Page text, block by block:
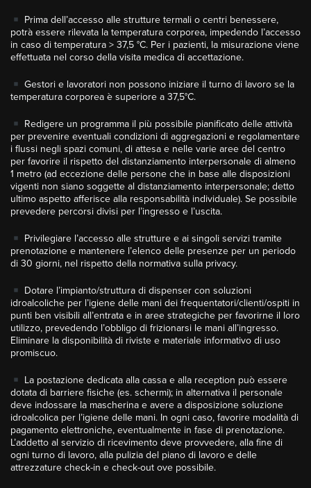
Prima dell’accesso alle strutture termali o centri benessere,
potrà essere rilevata la temperatura corporea, impedendo l’accesso
in caso di temperatura > 37,5 °C. Per i pazienti, la misurazione viene
effettuata nel corso della visita medica di accettazione.
Gestori e lavoratori non possono iniziare il turno di lavoro se la
temperatura corporea è superiore a 37,5°C.
Redigere un programma il più possibile pianificato delle attività
per prevenire eventuali condizioni di aggregazioni e regolamentare
i flussi negli spazi comuni, di attesa e nelle varie aree del centro
per favorire il rispetto del distanziamento interpersonale di almeno
1 metro (ad eccezione delle persone che in base alle disposizioni
vigenti non siano soggette al distanziamento interpersonale; detto
ultimo aspetto afferisce alla responsabilità individuale). Se possibile
prevedere percorsi divisi per l’ingresso e l’uscita.
Privilegiare l’accesso alle strutture e ai singoli servizi tramite
prenotazione e mantenere l’elenco delle presenze per un periodo
di 30 giorni, nel rispetto della normativa sulla privacy.
Dotare l’impianto/struttura di dispenser con soluzioni
idroalcoliche per l’igiene delle mani dei frequentatori/clienti/ospiti in
punti ben visibili all’entrata e in aree strategiche per favorirne il loro
utilizzo, prevedendo l’obbligo di frizionarsi le mani all’ingresso.
Eliminare la disponibilità di riviste e materiale informativo di uso
promiscuo.
La postazione dedicata alla cassa e alla reception può essere
dotata di barriere fisiche (es. schermi); in alternativa il personale
deve indossare la mascherina e avere a disposizione soluzione
idroalcolica per l’igiene delle mani. In ogni caso, favorire modalità di
pagamento elettroniche, eventualmente in fase di prenotazione.
L’addetto al servizio di ricevimento deve provvedere, alla fine di
ogni turno di lavoro, alla pulizia del piano di lavoro e delle
attrezzature check-in e check-out ove possibile.